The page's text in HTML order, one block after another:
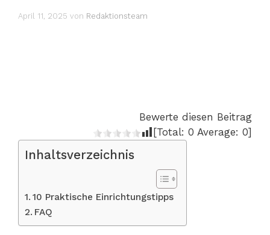
April 11, 2025 von Redaktionsteam
Bewerte diesen Beitrag
[Total: 0 Average: 0]
Inhaltsverzeichnis
10 Praktische Einrichtungstipps
FAQ